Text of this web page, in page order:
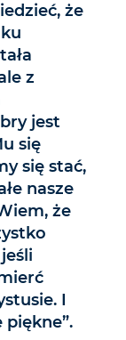
że
z
jest
się
się stać,
nasze
że
I